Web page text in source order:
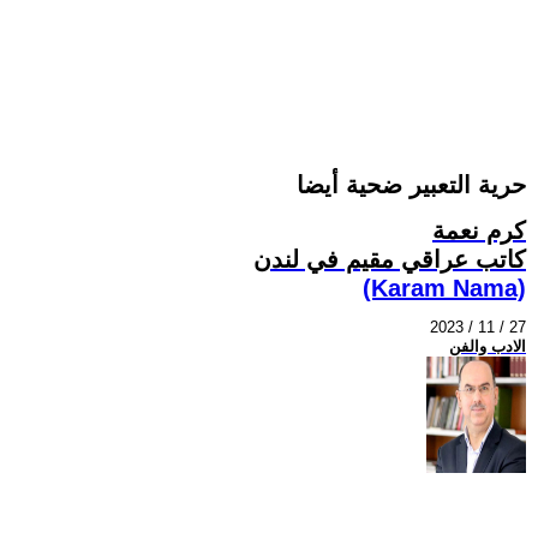
حرية التعبير ضحية أيضا
كرم نعمة
كاتب عراقي مقيم في لندن
(Karam Nama)
2023 / 11 / 27
الادب والفن